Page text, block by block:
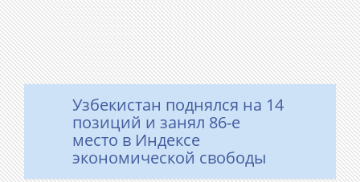
Узбекистан поднялся на 14
позиций и занял 86-е
место в Индексе
экономической свободы